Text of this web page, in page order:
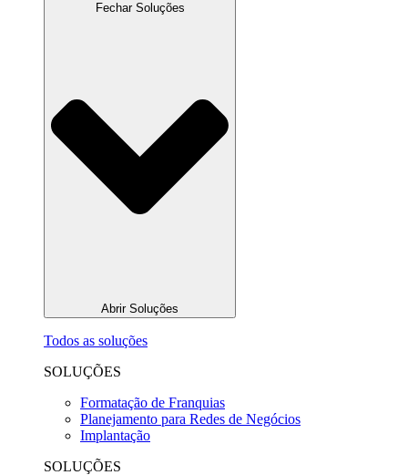
Fechar Soluções
Abrir Soluções
Todos as soluções
SOLUÇÕES
Formatação de Franquias
Planejamento para Redes de Negócios
Implantação
SOLUÇÕES